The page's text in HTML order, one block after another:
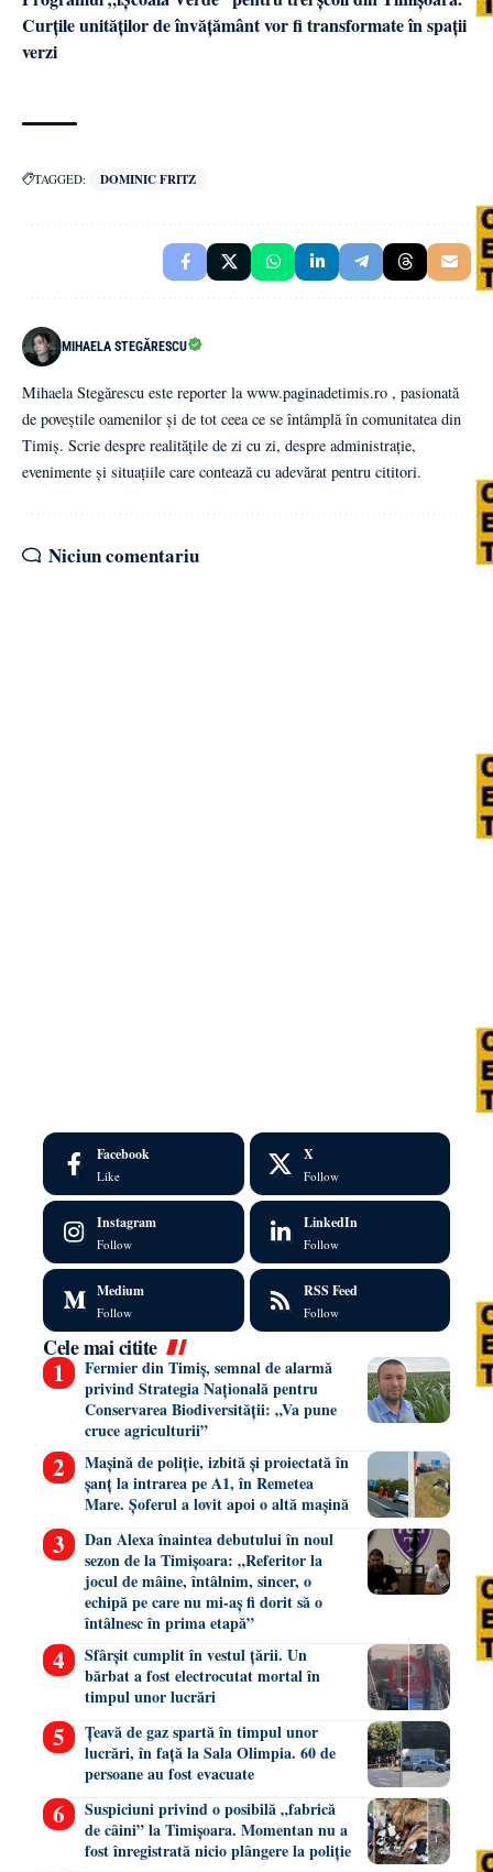
Curțile unităților de învățământ vor fi transformate în spații
verzi
TAGGED: DOMINIC FRITZ
MIHAELA STEGĂRESCU
Mihaela Stegărescu este reporter la www.paginadetimis.ro , pasionată
de poveștile oamenilor și de tot ceea ce se întâmplă în comunitatea din
Timiș. Scrie despre realitățile de zi cu zi, despre administrație,
evenimente și situațiile care contează cu adevărat pentru cititori.
Niciun comentariu
Facebook
Like
X
Follow
Instagram
Follow
LinkedIn
Follow
Medium
Follow
RSS Feed
Follow
Cele mai citite
Fermier din Timiș, semnal de alarmă
privind Strategia Națională pentru
Conservarea Biodiversității: „Va pune
cruce agriculturii”
Mașină de poliție, izbită și proiectată în
șanț la intrarea pe A1, în Remetea
Mare. Șoferul a lovit apoi o altă mașină
Dan Alexa înaintea debutului în noul
sezon de la Timișoara: „Referitor la
jocul de mâine, întâlnim, sincer, o
echipă pe care nu mi-aș fi dorit să o
întâlnesc în prima etapă”
Sfârșit cumplit în vestul țării. Un
bărbat a fost electrocutat mortal în
timpul unor lucrări
Țeavă de gaz spartă în timpul unor
lucrări, în față la Sala Olimpia. 60 de
persoane au fost evacuate
Suspiciuni privind o posibilă „fabrică
de câini” la Timișoara. Momentan nu a
fost înregistrată nicio plângere la poliție